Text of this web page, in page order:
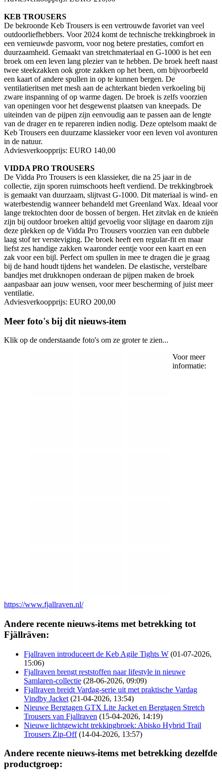
KEB TROUSERS
De bekroonde Keb Trousers is een vertrouwde favoriet van veel
outdoorliefhebbers. Voor 2024 komt de technische trekkingbroek in
een vernieuwde pasvorm, voor nog betere prestaties, comfort en
duurzaamheid. Gemaakt van stretchmateriaal en G-1000 is het een
broek om een leven lang plezier van te hebben. De broek heeft naast
twee steekzakken ook grote zakken op het been, om bijvoorbeeld
een kaart of andere spullen in op te kunnen bergen. De
ventilatieritsen met mesh aan de achterkant bieden verkoeling bij
zware inspanning of op warme dagen. De broek is zelfs voorzien
van openingen voor het desgewenst plaatsen van kneepads. De
uiteinden van de pijpen zijn eenvoudig aan te passen aan de lengte
van de drager en te repareren indien nodig. Deze optelsom maakt de
Keb Trousers een duurzame klassieker voor een leven vol avonturen
in de natuur.
Adviesverkoopprijs: EURO 140,00
VIDDA PRO TROUSERS
De Vidda Pro Trousers is een klassieker, die na 25 jaar in de
collectie, zijn sporen ruimschoots heeft verdiend. De trekkingbroek
is gemaakt van duurzaam, slijtvast G-1000. Dit materiaal is wind- en
waterbestendig wanneer behandeld met Greenland Wax. Ideaal voor
lange trektochten door de bossen of bergen. Het zitvlak en de knieën
zijn bij outdoor broeken altijd gevoelig voor slijtage en daarom zijn
deze plekken op de Vidda Pro Trousers voorzien van een dubbele
laag stof ter versteviging. De broek heeft een regular-fit en maar
liefst zes handige zakken waaronder eentje voor een kaart en een
zak voor een bijl. Perfect om spullen in mee te dragen die je graag
bij de hand houdt tijdens het wandelen. De elastische, verstelbare
bandjes met drukknopen onderaan de pijpen maken de broek
aanpasbaar aan jouw wensen, voor meer bescherming of juist meer
ventilatie.
Adviesverkoopprijs: EURO 200,00
Meer foto's bij dit nieuws-item
Klik op de onderstaande foto's om ze groter te zien...
Voor meer
informatie:
https://www.fjallraven.nl/
Andere recente nieuws-items met betrekking tot
Fjällräven:
Fjallraven introduceert de Keb Agile Tights W (01-07-2026,
15:06)
Fjallraven brengt reststoffen naar lifestyle in nieuwe
Samlaren-collectie (28-06-2026, 09:09)
Fjallraven breidt Vardag-serie uit met praktische Vardag
Vindby Jacket (21-04-2026, 13:54)
Nieuwe Bergtagen GTX Lite Jacket en Bergtagen Stretch
Trousers van Fjallraven (15-04-2026, 14:19)
Nieuwe lichtgewicht trekkingbroek: Abisko Hybrid Trail
Trousers Zip-Off (14-04-2026, 13:57)
Andere recente nieuws-items met betrekking dezelfde
productgroep: